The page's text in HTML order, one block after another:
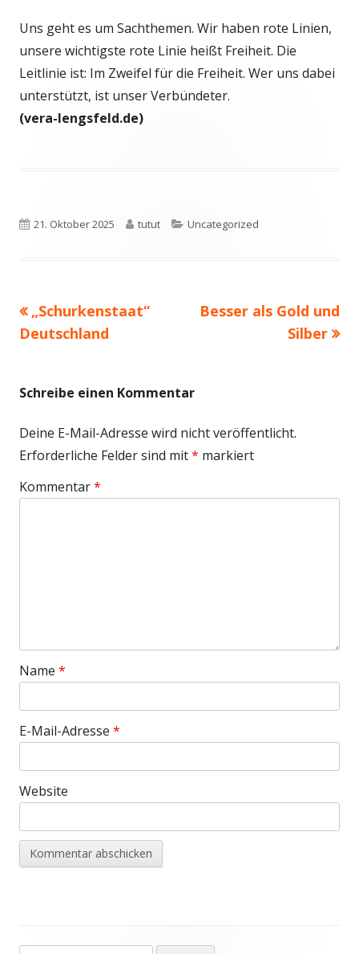
Uns geht es um Sachthemen. Wir haben rote Linien,
unsere wichtigste rote Linie heißt Freiheit. Die
Leitlinie ist: Im Zweifel für die Freiheit. Wer uns dabei
unterstützt, ist unser Verbündeter.
(vera-lengsfeld.de)
Veröffentlicht
21. Oktober 2025 Autor
tutut Kategorien
Uncategorized
Beitragsnavigation
Vorheriger
Beitrag:
„Schurkenstaat“
Deutschland
Nächster
Besser als Gold und
Silber
Schreibe einen Kommentar
Deine E-Mail-Adresse wird nicht veröffentlicht.
Erforderliche Felder sind mit* markiert
Kommentar*
Name *
E-Mail-Adresse *
Website